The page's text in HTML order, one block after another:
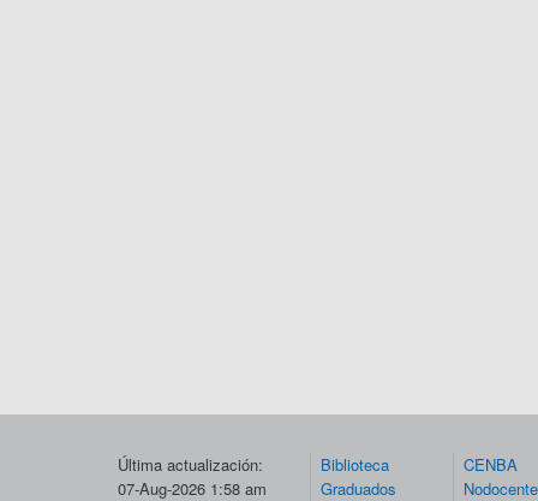
Última actualización:
07-Aug-2026 1:58 am
Biblioteca
Graduados
CENBA